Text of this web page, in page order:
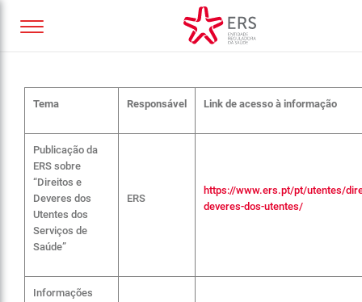
RECURSOS E SUPORTES INFORMATIVOS DA ERS
Tema Responsável Link de acesso à informação
Publicação da
ERS sobre
“Direitos e
Deveres dos
Utentes dos
Serviços de
Saúde”
ERS
https://www.ers.pt/pt/utentes/
deveres-dos-utentes/
Informações